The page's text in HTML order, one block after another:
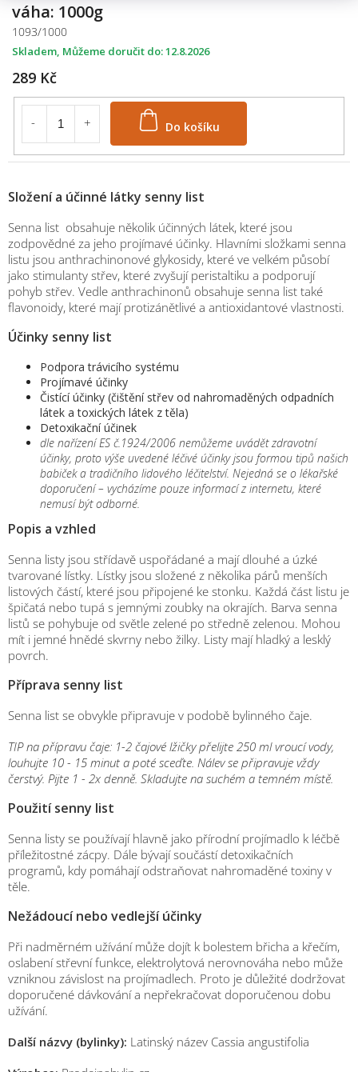
váha: 1000g
1093/1000
289 Kč
Do košíku
Skladem 12.8.2026
Složení a účinné látky senny list
Senna list obsahuje několik účinných látek, které jsou
zodpovědné za jeho projímavé účinky. Hlavními složkami senna
listu jsou anthrachinonové glykosidy, které ve velkém působí
jako stimulanty střev, které zvyšují peristaltiku a podporují
pohyb střev. Vedle anthrachinonů obsahuje senna list také
flavonoidy, které mají protizánětlivé a antioxidantové vlastnosti.
Účinky senny list
Podpora trávicího systému
Projímavé účinky
Čistící účinky (čištění střev od nahromaděných odpadních
látek a toxických látek z těla)
Detoxikační účinek
dle nařízení ES č.1924/2006 nemůžeme uvádět zdravotní
účinky, proto výše uvedené léčivé účinky jsou formou tipů našich
babiček a tradičního lidového léčitelství. Nejedná se o lékařské
doporučení – vycházíme pouze informací z internetu, které
nemusí být odborné.
Popis a vzhled
Senna listy jsou střídavě uspořádané a mají dlouhé a úzké
tvarované lístky. Lístky jsou složené z několika párů menších
listových částí, které jsou připojené ke stonku. Každá část listu je
špičatá nebo tupá s jemnými zoubky na okrajích. Barva senna
listů se pohybuje od světle zelené po středně zelenou. Mohou
mít i jemné hnědé skvrny nebo žilky. Listy mají hladký a lesklý
povrch.
Příprava senny list
Senna list se obvykle připravuje v podobě bylinného čaje.
TIP na přípravu čaje: 1-2 čajové lžičky přelijte 250 ml vroucí vody,
louhujte 10 - 15 minut a poté sceďte. Nálev se připravuje vždy
čerstvý. Pijte 1 - 2x denně. Skladujte na suchém a temném místě.
Použití senny list
Senna listy se používají hlavně jako přírodní projímadlo k léčbě
příležitostné zácpy. Dále bývají součástí detoxikačních
programů, kdy pomáhají odstraňovat nahromaděné toxiny v
těle.
Nežádoucí nebo vedlejší účinky
Při nadměrném užívání může dojít k bolestem břicha a křečím,
oslabení střevní funkce, elektrolytová nerovnováha nebo může
vzniknou závislost na projímadlech. Proto je důležité dodržovat
doporučené dávkování a nepřekračovat doporučenou dobu
užívání.
Další názvy (bylinky): Latinský název Cassia angustifolia